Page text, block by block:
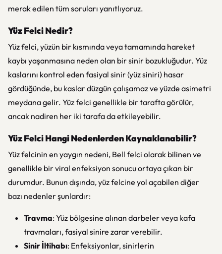
merak edilen tüm soruları yanıtlıyoruz.
Yüz Felci Nedir?
Yüz felci, yüzün bir kısmında veya tamamında hareket
kaybı yaşanmasına neden olan bir sinir bozukluğudur. Yüz
kaslarını kontrol eden fasiyal sinir (yüz siniri) hasar
gördüğünde, bu kaslar düzgün çalışamaz ve yüzde asimetri
meydana gelir. Yüz felci genellikle bir tarafta görülür,
ancak nadiren her iki tarafa da etkileyebilir.
Yüz Felci Hangi Nedenlerden Kaynaklanabilir?
Yüz felcinin en yaygın nedeni, Bell felci olarak bilinen ve
genellikle bir viral enfeksiyon sonucu ortaya çıkan bir
durumdur. Bunun dışında, yüz felcine yol açabilen diğer
bazı nedenler şunlardır:
Travma: Yüz bölgesine alınan darbeler veya kafa
travmaları, fasiyal sinire zarar verebilir.
Sinir İltihabı: Enfeksiyonlar, sinirlerin